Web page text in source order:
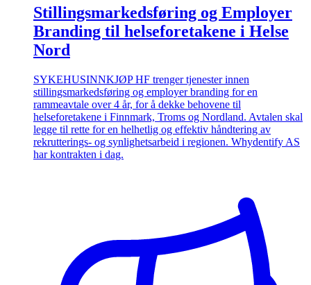
Stillingsmarkedsføring og Employer
Branding til helseforetakene i Helse
Nord
SYKEHUSINNKJØP HF trenger tjenester innen
stillingsmarkedsføring og employer branding for en
rammeavtale over 4 år, for å dekke behovene til
helseforetakene i Finnmark, Troms og Nordland. Avtalen skal
legge til rette for en helhetlig og effektiv håndtering av
rekrutterings- og synlighetsarbeid i regionen. Whydentify AS
har kontrakten i dag.